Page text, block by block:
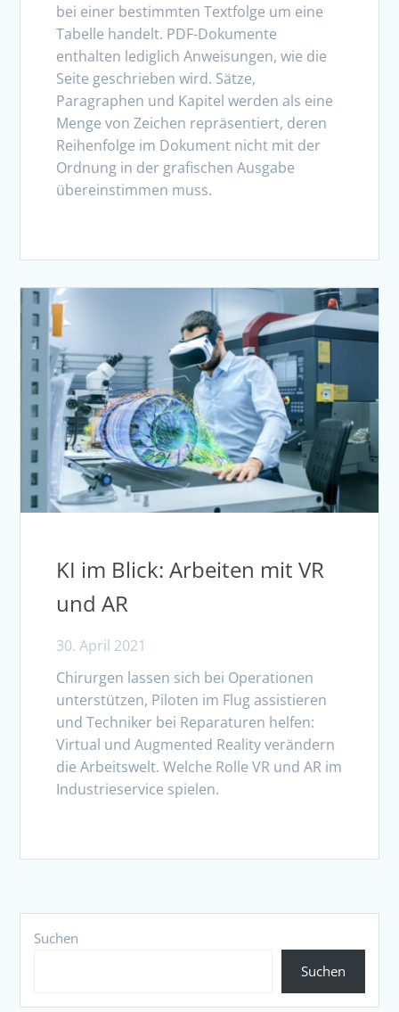
bei einer bestimmten Textfolge um eine
Tabelle handelt. PDF-Dokumente
enthalten lediglich Anweisungen, wie die
Seite geschrieben wird. Sätze,
Paragraphen und Kapitel werden als eine
Menge von Zeichen repräsentiert, deren
Reihenfolge im Dokument nicht mit der
Ordnung in der grafischen Ausgabe
übereinstimmen muss.
KI im Blick: Arbeiten mit VR
und AR
30. April 2021
Chirurgen lassen sich bei Operationen
unterstützen, Piloten im Flug assistieren
und Techniker bei Reparaturen helfen:
Virtual und Augmented Reality verändern
die Arbeitswelt. Welche Rolle VR und AR im
Industrieservice spielen.
Suchen
Suchen